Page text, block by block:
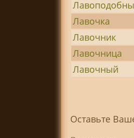
Лавочка
Лавочник
Лавочница
Лавочный
Оставьте